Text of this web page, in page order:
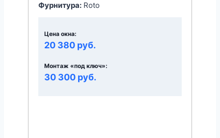
Фурнитура: Roto
Цена окна:
20 380 руб.
Монтаж «под ключ»:
30 300 руб.